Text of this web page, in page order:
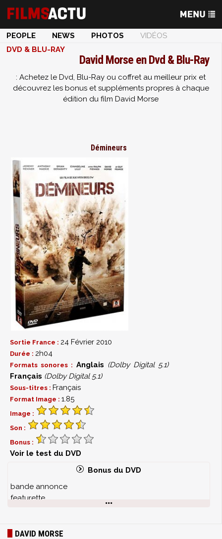
PEOPLE NEWS PHOTOS
VIDÉOS
DVD & BLU-RAY
David Morse en Dvd & Blu-Ray
: Achetez le Dvd, Blu-Ray ou coffret au meilleur prix et
découvrez les bonus et suppléments propres à chaque
édition du film David Morse
Démineurs
Sortie France : 24 Février 2010
Durée : 2h04
Formats sonores : Anglais (Dolby Digital 5.1)
Français (Dolby Digital 5.1)
Sous-titres : Français
Format Image : 1.85
Image :
Son :
Bonus :
Voir le test du DVD
Bonus du DVD
bande annonce
featurette
DAVID MORSE